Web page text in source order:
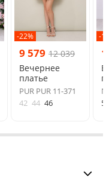
-22%
9 579 12 039
Вечернее
платье
PUR PUR 11-371
42 44 46
-